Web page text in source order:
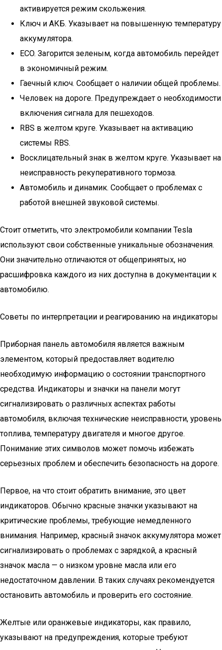
активируется режим скольжения.
Ключ и АКБ. Указывает на повышенную температуру
аккумулятора.
ECO. Загорится зеленым, когда автомобиль перейдет
в экономичный режим.
Гаечный ключ. Сообщает о наличии общей проблемы.
Человек на дороге. Предупреждает о необходимости
включения сигнала для пешеходов.
RBS в желтом круге. Указывает на активацию
системы RBS.
Восклицательный знак в желтом круге. Указывает на
неисправность рекуперативного тормоза.
Автомобиль и динамик. Сообщает о проблемах с
работой внешней звуковой системы.
Стоит отметить, что электромобили компании Tesla
используют свои собственные уникальные обозначения.
Они значительно отличаются от общепринятых, но
расшифровка каждого из них доступна в документации к
автомобилю.
Советы по интерпретации и реагированию на индикаторы
Приборная панель автомобиля является важным
элементом, который предоставляет водителю
необходимую информацию о состоянии транспортного
средства. Индикаторы и значки на панели могут
сигнализировать о различных аспектах работы
автомобиля, включая технические неисправности, уровень
топлива, температуру двигателя и многое другое.
Понимание этих символов может помочь избежать
серьезных проблем и обеспечить безопасность на дороге.
Первое, на что стоит обратить внимание, это цвет
индикаторов. Обычно красные значки указывают на
критические проблемы, требующие немедленного
внимания. Например, красный значок аккумулятора может
сигнализировать о проблемах с зарядкой, а красный
значок масла — о низком уровне масла или его
недостаточном давлении. В таких случаях рекомендуется
остановить автомобиль и проверить его состояние.
Желтые или оранжевые индикаторы, как правило,
указывают на предупреждения, которые требуют